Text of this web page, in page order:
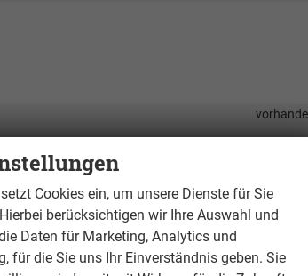
mit
Cookies ein, um unsere Dienste für Sie
berücksichtigen wir Ihre Auswahl und
Daten für Marketing, Analytics und
für die Sie uns Ihr Einverständnis geben. Sie